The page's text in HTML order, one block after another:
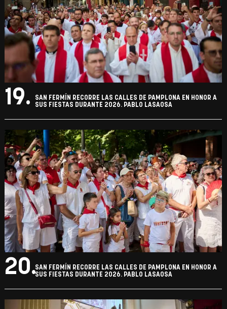
19.
SAN FERMÍN RECORRE LAS CALLES DE PAMPLONA EN HONOR A
SUS FIESTAS DURANTE 2026. PABLO LASAOSA
20.SAN FERMÍN RECORRE LAS CALLES DE PAMPLONA EN HONOR A
SUS FIESTAS DURANTE 2026. PABLO LASAOSA